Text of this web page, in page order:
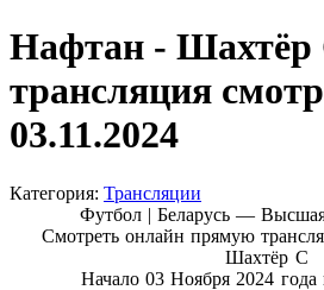
Нафтан - Шахтёр
трансляция
03.11.2024
Категория: Трансляции
Футбол | Беларусь —
Смотреть онлайн прямую
Шахтёр С
Начало 03 Ноября 2024 года